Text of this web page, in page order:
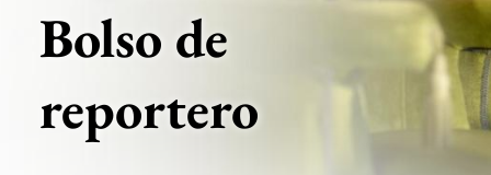
Bolso de
reportero